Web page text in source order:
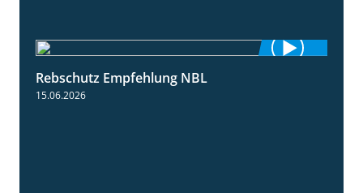
Rebschutz Empfehlung NBL
15.06.2026